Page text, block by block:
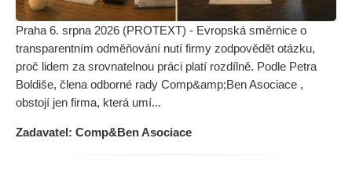
Praha 6. srpna 2026 (PROTEXT) - Evropská směrnice o
transparentním odměňování nutí firmy zodpovědět otázku,
proč lidem za srovnatelnou práci platí rozdílně. Podle Petra
Boldiše, člena odborné rady Comp&amp;Ben Asociace ,
obstojí jen firma, která umí...
Zadavatel: Comp&Ben Asociace